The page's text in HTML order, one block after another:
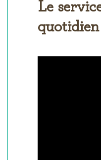
quotidien